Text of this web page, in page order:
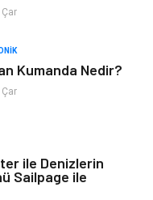
Kumanda Nedir?
ile Denizlerin
Sailpage ile